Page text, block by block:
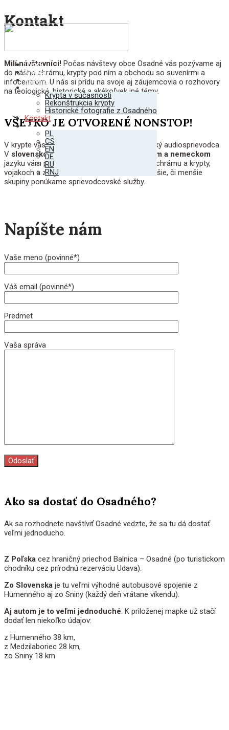
Úvod
Krypta
Vojaci
Galéria
Krypta v súčasnosti
Rekonštrukcia krypty
Historické fotografie z Osadného
Kontakt
SK
PL
CS
EN
DE
RU
RNJ
Kontakt
Milí návštevníci! Počas návštevy obce Osadné vás pozývame aj
do nášho chrámu, krypty pod ním a obchodu so suvenírmi a
infocentrom. U nás si prídu na svoje aj záujemcovia o rozhovory
na teologické, historické a akékoľvek iné témy.
VŠETKO JE OTVORENÉ NONSTOP!
V krypte vás môže sprevádzať náš elektronický audiosprievodca.
V slovenskom, poľskom, ruskom, anglickom a nemeckom
jazyku vám porozpráva o histórii obce, cirkvi, chrámu a krypty,
vojakoch a zaujímavostiach. Pre exkurzie, väčšie, či menšie
skupiny ponúkame sprievodcovské služby.
Napíšte nám
Vaše meno (povinné*)
Váš email (povinné*)
Predmet
Vaša správa
Ako sa dostať do Osadného?
Ak sa rozhodnete navštíviť Osadné vedzte, že sa tu dá dostať
veľmi jednoducho.
Z Poľska cez hraničný priechod Balnica – Osadné (po turistickom
chodníku cez prírodnú rezerváciu Udava).
Zo Slovenska je tu veľmi výhodné autobusové spojenie z
Humenného aj zo Sniny (každý deň vrátane víkendu).
Aj autom je to veľmi jednoduché. K priloženej mapke už stačí
dodať len niekoľko údajov:
z Humenného 38 km,
z Medzilaboriec 28 km,
zo Sniny 18 km